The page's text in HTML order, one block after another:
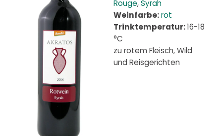
Rouge, Syrah
Weinfarbe: rot
Trinktemperatur: 16-18
°C
zu rotem Fleisch, Wild
und Reisgerichten